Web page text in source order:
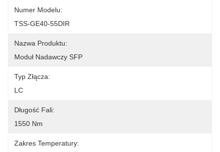
Numer Modelu:
TSS-GE40-55DIR
Nazwa Produktu:
Moduł Nadawczy SFP
Typ Złącza:
LC
Długość Fali:
1550 Nm
Zakres Temperatury: